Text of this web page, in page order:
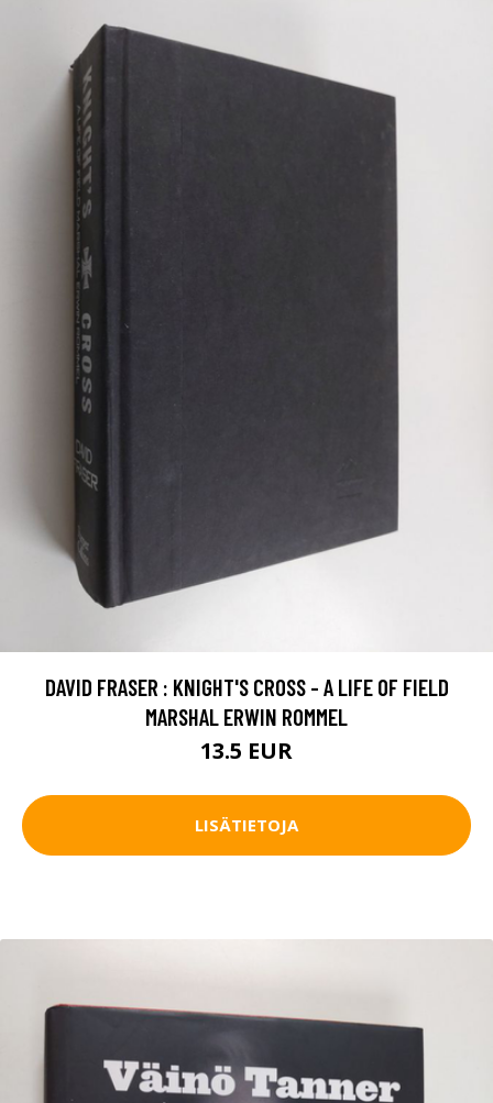
DAVID FRASER : KNIGHT'S CROSS - A LIFE OF FIELD
MARSHAL ERWIN ROMMEL
13.5 EUR
LISÄTIETOJA